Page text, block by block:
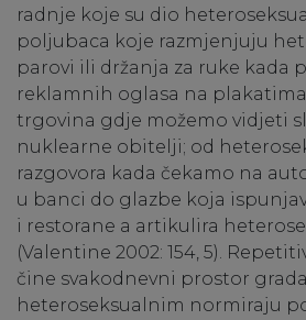
radnje koje su dio
poljubaca koje razmjenjuju
parovi ili držanja za ruke kada
reklamnih oglasa na
trgovina gdje možemo vidjeti
nuklearne obitelji; od
razgovora kada čekamo na
u banci do glazbe koja
i restorane a artikulira
(Valentine 2002: 154, 5).
čine svakodnevni prostor grada
heteroseksualnim normiraju